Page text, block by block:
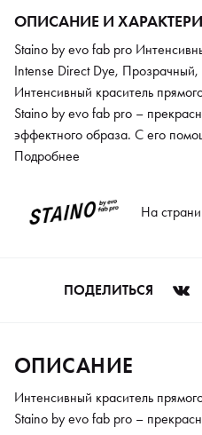
ОПИСАНИЕ И
Staino by evo fab pro
Intense Direct Dye,
Интенсивный краситель
Staino by evo fab pro –
эффектного образа. С его
пастельный оттенок,
оттенков и clear,
цвета можно смешивать между
специальные добавки,
изнутри, придают и
Fab Pro.
Подробнее
На
ПОДЕЛИТЬСЯ
ОПИСАНИЕ
Интенсивный краситель
Staino by evo fab pro –